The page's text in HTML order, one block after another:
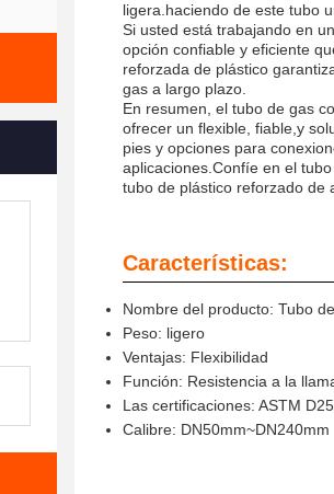
ligera.haciendo de este tubo
Si usted está trabajando en
opción confiable y eficiente
reforzada de plástico
gas a largo plazo.
En resumen, el tubo de gas
ofrecer un flexible, fiable,y
pies y opciones para
aplicaciones.Confíe en el
tubo de plástico reforzado de
Características:
Nombre del producto: Tubo
Peso: ligero
Ventajas: Flexibilidad
Función: Resistencia a la
Las certificaciones: ASTM
Calibre: DN50mm~DN240mm